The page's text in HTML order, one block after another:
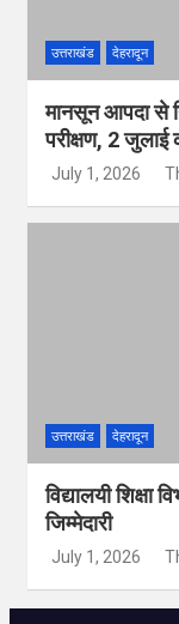
उत्तराखंड देहरादून
मानसून आपदा से
परीक्षण, 2
July 1, 2026
उत्तराखंड देहरादून
विद्यालयी शिक्षा
जिम्मेदारी
July 1, 2026